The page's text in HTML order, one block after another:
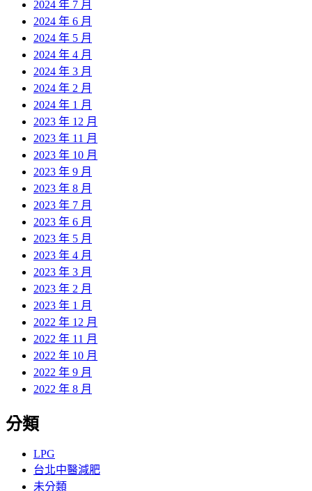
2024 年 7 月
2024 年 6 月
2024 年 5 月
2024 年 4 月
2024 年 3 月
2024 年 2 月
2024 年 1 月
2023 年 12 月
2023 年 11 月
2023 年 10 月
2023 年 9 月
2023 年 8 月
2023 年 7 月
2023 年 6 月
2023 年 5 月
2023 年 4 月
2023 年 3 月
2023 年 2 月
2023 年 1 月
2022 年 12 月
2022 年 11 月
2022 年 10 月
2022 年 9 月
2022 年 8 月
分類
LPG
台北中醫減肥
未分類